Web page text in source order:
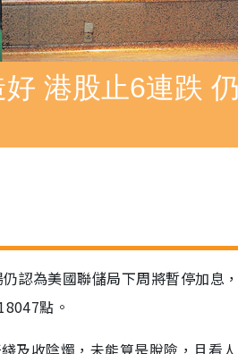
港股止6連跌
認為美國聯儲局下周將暫停加息
點。
及收陰燭，未能算是脫險，且看